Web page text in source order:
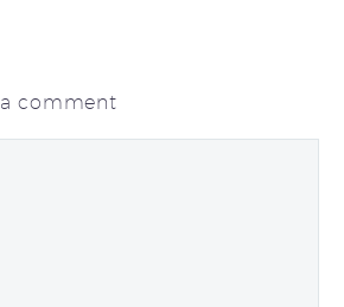
a comment